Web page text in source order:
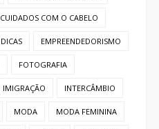
CUIDADOS COM O CABELO
DICAS EMPREENDEDORISMO
FOTOGRAFIA
IMIGRAÇÃO INTERCÂMBIO
MODA MODA FEMININA